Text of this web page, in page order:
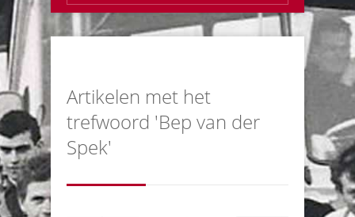
Artikelen met het
trefwoord 'Bep van der
Spek'